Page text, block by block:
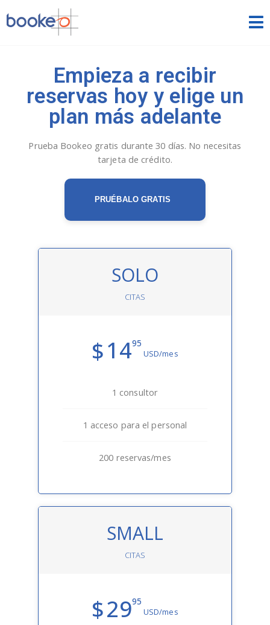
Empieza a recibir
reservas hoy y elige un
plan más adelante
Prueba Bookeo gratis durante 30 días. No necesitas
tarjeta de crédito.
PRUÉBALO GRATIS
SOLO
CITAS
$1495
USD/mes
1 consultor
1 acceso para el personal
200 reservas/mes
SMALL
CITAS
$2995
USD/mes